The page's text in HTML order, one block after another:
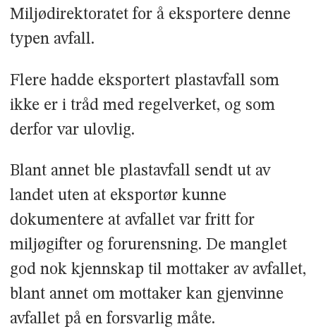
Miljødirektoratet for å eksportere denne
typen avfall.
Flere hadde eksportert plastavfall som
ikke er i tråd med regelverket, og som
derfor var ulovlig.
Blant annet ble plastavfall sendt ut av
landet uten at eksportør kunne
dokumentere at avfallet var fritt for
miljøgifter og forurensning. De manglet
god nok kjennskap til mottaker av avfallet,
blant annet om mottaker kan gjenvinne
avfallet på en forsvarlig måte.